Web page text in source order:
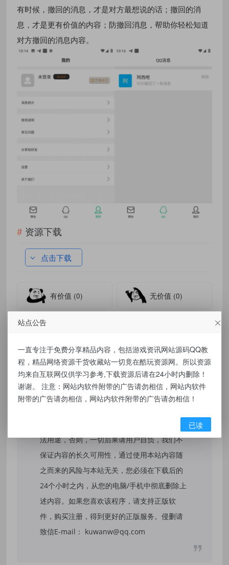
有时候，撤回的消息，才是对方最想说的话；撤回的消
息，才是更有价值的内容；防撤回消息，帮助你轻松知道
对方撤回的消息内容。
资源下载
点击下载
有价值 (0) 无价值 (0)
标签： Android 防撤回消息 v8.3.1 解锁会员版
免责声明：
本站提供的资源，都来自网络，版权争议与本
法用途，否则，一切后果请用户自负，我们不
保证内容的长久可用性，通过使用本站内容随
之而来的风险与本站无关，您必须在下载后的
24个小时之内，从您的电脑/手机中彻底删除上
述内容。如果您喜欢该程序，请支持正版软
件，购买注册，得到更好的正版服务。侵删请
致信E-mail： kuwanw@qq.com
站点公告
一直专注于免费分享精品内容，包括游戏资讯网站源码QQ教
程，精品网络资源干货收藏站一切竟在酷玩资源网。所以资源
均来自互联网仅供学习参考,下载资源后请在24小时内删除！
谢谢。 注意：网站内软件附带的广告请勿相信，网站内软件
附带的广告请勿相信，网站内软件附带的广告请勿相信！
已读